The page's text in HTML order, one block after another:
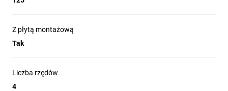
Z płytą montażową
Tak
Liczba rzędów
4